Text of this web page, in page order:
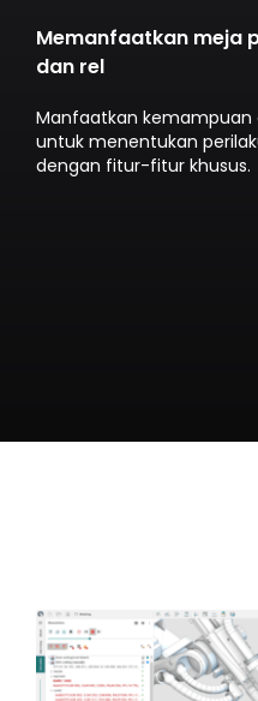
Memanfaatkan meja
dan rel
Manfaatkan kemampuan
untuk menentukan
dengan fitur-fitur khusus.